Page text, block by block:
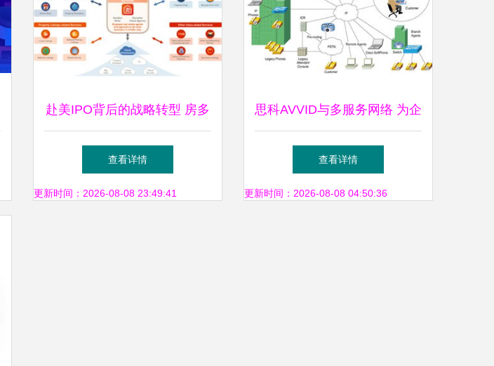
赴美IPO背后的战略转型 房多
多精耕行业数年，押注企业网
络技术服务转对了
查看详情
更新时间：2026-08-08 23:49:41
思科AVVID与多服务网络 为企
业集成化世界提供的解决方案
查看详情
更新时间：2026-08-08 04:50:36